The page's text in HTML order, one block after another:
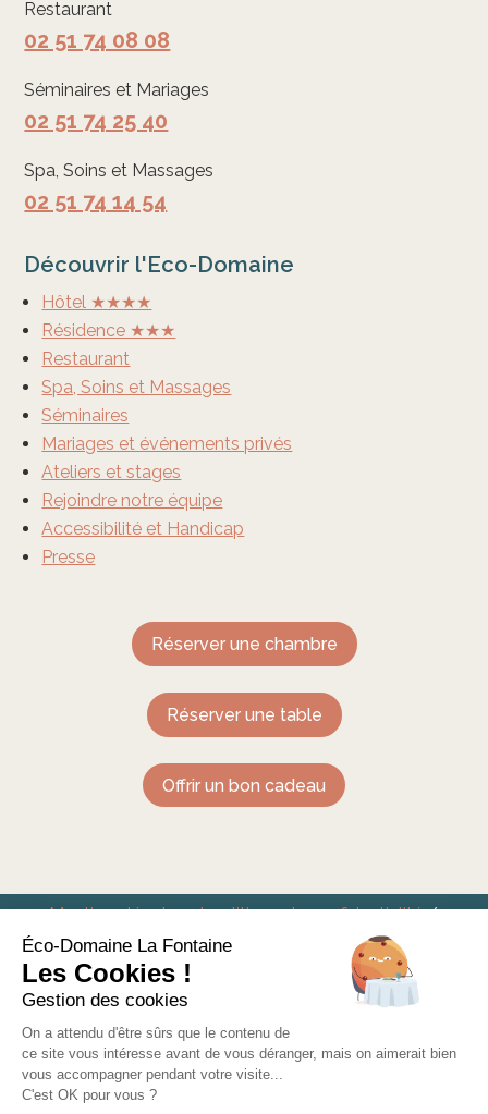
Restaurant
02 51 74 08 08
Séminaires et Mariages
02 51 74 25 40
Spa, Soins et Massages
02 51 74 14 54
Découvrir l'Eco-Domaine
Hôtel ★★★★
Résidence ★★★
Restaurant
Spa, Soins et Massages
Séminaires
Mariages et événements privés
Ateliers et stages
Rejoindre notre équipe
Accessibilité et Handicap
Presse
Réserver une chambre
Réserver une table
Offrir un bon cadeau
Mentions légales et politique de confidentialité/
Conditions générales de vente
Eco-Domaine La Fontaine – Hôtel Restaurant à
Éco-Domaine La Fontaine
Les Cookies !
Gestion des cookies
On a attendu d'être sûrs que le contenu de
ce site vous intéresse avant de vous déranger, mais on aimerait bien
vous accompagner pendant votre visite...
C'est OK pour vous ?